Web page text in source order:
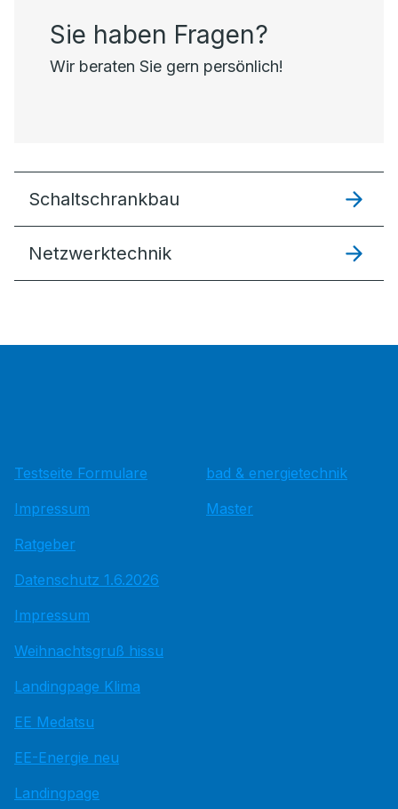
Sie haben Fragen?
Wir beraten Sie gern persönlich!
Schaltschrankbau
Netzwerktechnik
Testseite Formulare
Impressum
Ratgeber
Datenschutz 1.6.2026
Impressum
Weihnachtsgruß hissu
Landingpage Klima
EE Medatsu
EE-Energie neu
Landingpage
bad & energietechnik
Master